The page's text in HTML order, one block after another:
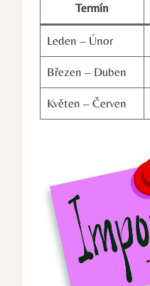
Termín
Leden – Únor
Březen – Duben
Květen – Červen